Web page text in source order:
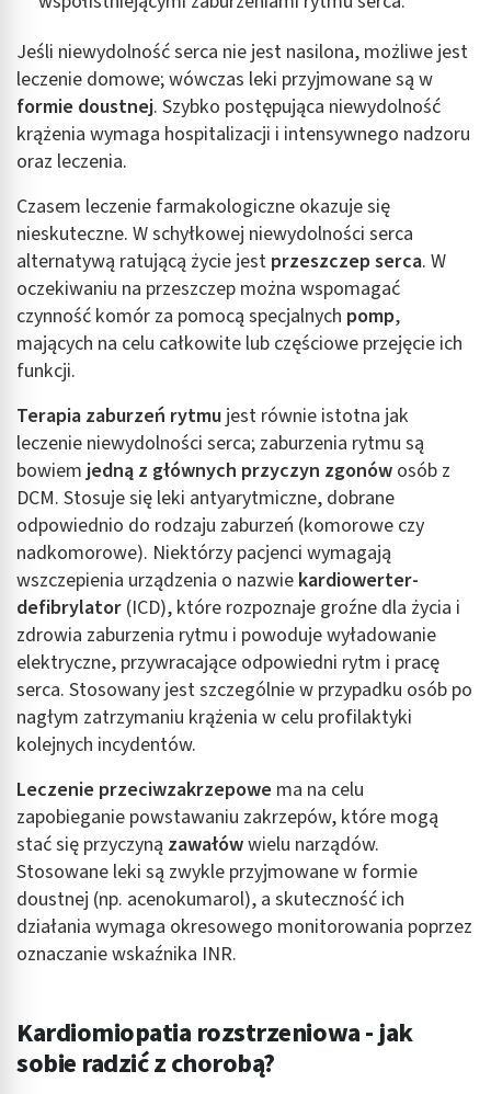
Jeśli niewydolność serca nie jest nasilona, możliwe jest
leczenie domowe; wówczas leki przyjmowane są w
formie doustnej. Szybko postępująca niewydolność
krążenia wymaga hospitalizacji i intensywnego nadzoru
oraz leczenia.
Czasem leczenie farmakologiczne okazuje się
nieskuteczne. W schyłkowej niewydolności serca
alternatywą ratującą życie jest przeszczep serca. W
oczekiwaniu na przeszczep można wspomagać
czynność komór za pomocą specjalnych pomp,
mających na celu całkowite lub częściowe przejęcie ich
funkcji.
Terapia zaburzeń rytmu jest równie istotna jak
leczenie niewydolności serca; zaburzenia rytmu są
bowiem jedną z głównych przyczyn zgonów osób z
DCM. Stosuje się leki antyarytmiczne, dobrane
odpowiednio do rodzaju zaburzeń (komorowe czy
nadkomorowe). Niektórzy pacjenci wymagają
wszczepienia urządzenia o nazwie kardiowerter-
defibrylator (ICD), które rozpoznaje groźne dla życia i
zdrowia zaburzenia rytmu i powoduje wyładowanie
elektryczne, przywracające odpowiedni rytm i pracę
serca. Stosowany jest szczególnie w przypadku osób po
nagłym zatrzymaniu krążenia w celu profilaktyki
kolejnych incydentów.
Leczenie przeciwzakrzepowe ma na celu
zapobieganie powstawaniu zakrzepów, które mogą
stać się przyczyną zawałówwielu narządów.
Stosowane leki są zwykle przyjmowane w formie
doustnej (np. acenokumarol), a skuteczność ich
działania wymaga okresowego monitorowania poprzez
oznaczanie wskaźnika INR.
Kardiomiopatia rozstrzeniowa - jak
sobie radzić z chorobą?